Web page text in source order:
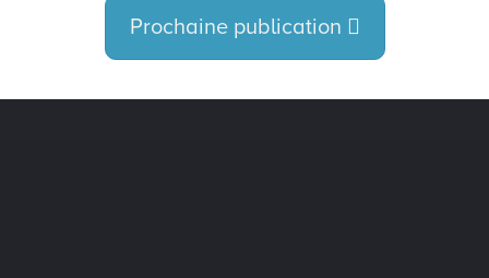
Prochaine publication